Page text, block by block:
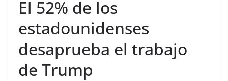
El 52% de los
estadounidenses
desaprueba el trabajo
de Trump